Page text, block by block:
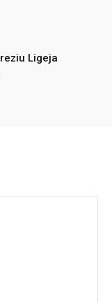
Ligeja